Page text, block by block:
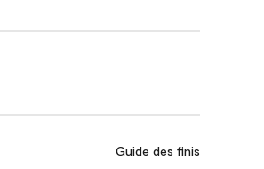
Guide des finis